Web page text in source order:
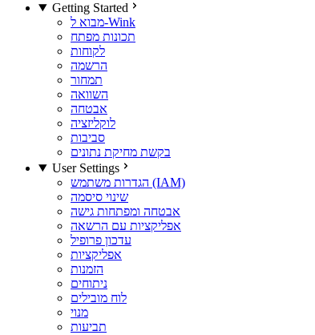
Getting Started
מבוא ל-Wink
תכונות מפתח
לקוחות
הרשמה
תמחור
השוואה
אבטחה
לוקליזציה
סביבות
בקשת מחיקת נתונים
User Settings
הגדרות משתמש (IAM)
שינוי סיסמה
אבטחה ומפתחות גישה
אפליקציות עם הרשאה
עדכון פרופיל
אפליקציות
הזמנות
ניתוחים
לוח מובילים
מנוי
תביעות